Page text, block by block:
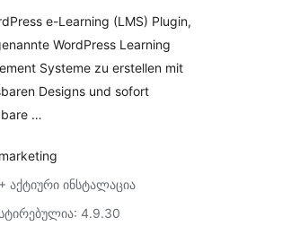
WordPress e-
Learning Plugin
e-Learning (LMS) Plugin,
WordPress Learning
Systeme zu erstellen mit
Designs und sofort
…
აქტიური ინსტალაცია
4.9.30